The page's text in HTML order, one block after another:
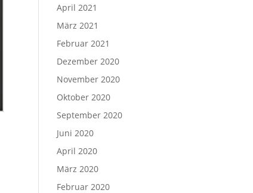
April 2021
März 2021
Februar 2021
Dezember 2020
November 2020
Oktober 2020
September 2020
Juni 2020
April 2020
März 2020
Februar 2020